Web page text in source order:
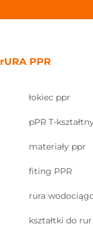
rURA PPR
łokiec ppr
pPR T-
materiały ppr
fiting PPR
rura
kształtki do